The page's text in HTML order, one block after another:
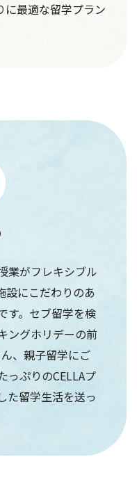
に最適な留学プラン
業がフレキシブル
設にこだわりのあ
す。セブ留学を検
ングホリデーの前
、親子留学にご
っぷりのCELLAプ
た留学生活を送っ